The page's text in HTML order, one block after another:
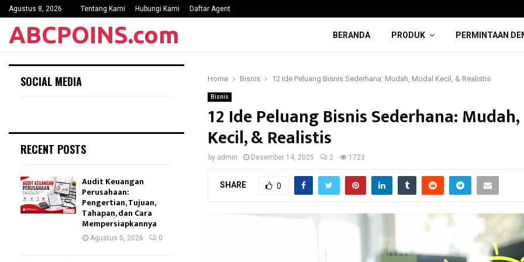
Agustus 8, 2026 Tentang Kami Hubungi Kami Daftar Agent
ABCPOINS.com BERANDA PRODUK PERMINTAAN
Home Bisnis 12 Ide Peluang Bisnis Sederhana: Mudah, Modal Kecil, & Realistis
Bisnis
12 Ide Peluang Bisnis Sederhana:
Kecil, & Realistis
by admin Desember 14, 2025 2 1723
SHARE 0
SOCIAL MEDIA
RECENT POSTS
Audit Keuangan
Perusahaan:
Pengertian, Tujuan,
Tahapan, dan Cara
Mempersiapkannya
Agustus 5, 2026 0